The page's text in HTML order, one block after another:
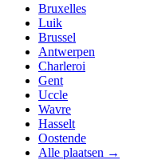
Bruxelles
Luik
Brussel
Antwerpen
Charleroi
Gent
Uccle
Wavre
Hasselt
Oostende
Alle plaatsen →